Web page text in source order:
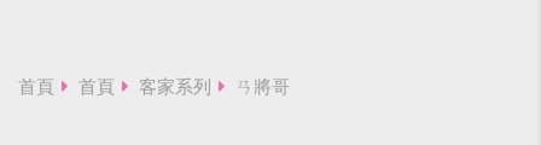
首頁 首頁 客家系列 ㄢ將哥